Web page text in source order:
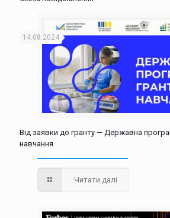
14.08.2024
Від заявки до гранту — Державна
навчання
Читати далі